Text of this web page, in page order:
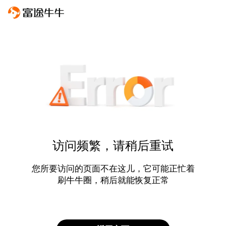
访问频繁，请稍后重试
您所要访问的页面不在这儿，它可能正忙着
刷牛牛圈，稍后就能恢复正常